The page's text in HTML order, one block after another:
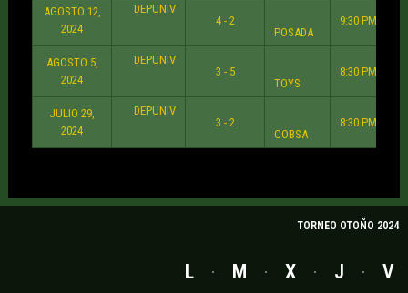
AGOSTO 12,
2024
DEPUNIV
4 - 2
POSADA
9:30 PM
AGOSTO 5,
2024
DEPUNIV
3 - 5
TOYS
8:30 PM
JULIO 29,
2024
DEPUNIV
3 - 2
COBSA
8:30 PM
TORNEO OTOÑO 2024
L M X J V